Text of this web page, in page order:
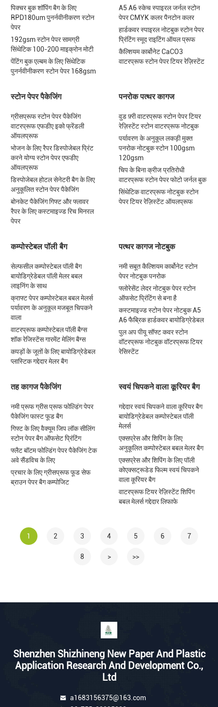
पिक्चर बुक शॉपिंग बैग के लिए
RPD180um पुनर्नवीनीकरण स्टोन
पेपर
192gsm स्टोन पेपर सामग्री
सिंथेटिक 100-200 माइक्रोन मोटी
पेंटिंग बुक एल्बम के लिए सिंथेटिक
पुनर्नवीनीकरण स्टोन पेपर 168gsm
A5 A6 स्केच स्पाइरल जर्नल स्टोन
पेपर CMYK कलर पैनटोन कलर
हार्डकवर स्पाइरल नोटबुक स्टोन पेपर
प्रिंटिंग स्मूद राइटिंग ऑयल प्रूफ
कैल्शियम कार्बोनेट CaCO3
वाटरप्रूफ स्टोन पेपर टियर रेज़िस्टेंट
स्टोन पेपर पैकेजिंग
ग्रीसप्रूफ स्टोन पेपर पैकेजिंग
वाटरप्रूफ एफडीए इको फ्रेंडली
ऑयलप्रूफ
भोजन के लिए रैपर डिस्पोजेबल प्रिंट
करने योग्य स्टोन पेपर एफडीए
ऑयलप्रूफ
डिस्पोजेबल होटल सेनेटरी बैग के लिए
अनुकूलित स्टोन पेपर पैकेजिंग
बोनकेट पैकेजिंग गिफ्ट और फ्लावर
रैपर के लिए कस्टमाइज्ड रिच मिनरल
पेपर
पनरोक पत्थर कागज
वुड फ़्री वाटरप्रूफ स्टोन पेपर टियर
रेज़िस्टेंट स्टोन वाटरप्रूफ नोटबुक
पर्यावरण के अनुकूल लकड़ी मुक्त
पनरोक नोटबुक स्टोन 100gsm
120gsm
चिप के बिना क्रीज प्रतिरोधी
वाटरप्रूफ स्टोन पेपर फोटो जर्नल बुक
सिंथेटिक वाटरप्रूफ नोटबुक स्टोन
पेपर टियर रेज़िस्टेंट ऑयलप्रूफ
कम्पोस्टेबल पॉली बैग
सेल्फसील कम्पोस्टेबल पॉली बैग
बायोडिग्रेडेबल पॉली मेलर बबल
लाइनिंग के साथ
क्राफ्ट पेपर कम्पोस्टेबल बबल मेलर्स
पर्यावरण के अनुकूल मजबूत चिपकने
वाला
वाटरप्रूफ कम्पोस्टेबल पॉली बैग्स
शॉक रेजिस्टेंस गारमेंट मेलिंग बैग्स
कपड़ों के जूतों के लिए बायोडिग्रेडेबल
प्लास्टिक गद्देदार मेलर बैग
पत्थर कागज नोटबुक
नमी सबूत कैल्शियम कार्बोनेट स्टोन
पेपर नोटबुक पनरोक
फ्लोरेसेंट लेदर नोटबुक पेपर स्टोन
ऑफसेट प्रिंटिंग से बना है
कस्टमाइज्ड स्टोन पेपर नोटबुक A5
A6 फैब्रिक हार्डकवर बायोडिग्रेडेबल
पुल अप पीयू सॉफ्ट कवर स्टोन
वॉटरप्रूफ नोटबुक वॉटरप्रूफ टियर
रेसिस्टेंट
तह कागज पैकेजिंग
नमी प्रूफ ग्रीस प्रूफ फोल्डिंग पेपर
पैकेजिंग फास्ट फूड बैग
गिफ्ट के लिए वैक्यूम जिप लॉक सीलिंग
स्टोन पेपर बैग ऑफसेट प्रिंटिंग
फ्लैट बॉटम फोल्डिंग पेपर पैकेजिंग टेक
अवे सैंडविच के लिए
प्रचार के लिए ग्रीसप्रूफ फूड सेफ
ब्राउन पेपर बैग कम्पोजिट
स्वयं चिपकने वाला कूरियर बैग
गद्देदार स्वयं चिपकने वाला कूरियर बैग
बायोडिग्रेडेबल कम्पोस्टेबल पॉली
मेलर्स
एक्सप्रेस और शिपिंग के लिए
अनुकूलित कम्पोस्टेबल बबल मेलर बैग
एक्सप्रेस और शिपिंग के लिए पॉली
कोएक्सट्रूडेड फिल्म स्वयं चिपकने
वाला कूरियर बैग
वाटरप्रूफ टियर रेज़िस्टेंट शिपिंग
बबल मेलर्स गद्देदार लिफाफे
1 2 3 4 5 6 7
8 > >>
Shenzhen Shizhineng New Paper And Plastic
Application Research And Development Co.,
Ltd
a1683156375@163.com